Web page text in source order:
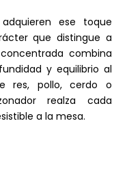
ese toque
que distingue a
combina
y equilibrio al
res, pollo, cerdo o
realza cada
a la mesa.